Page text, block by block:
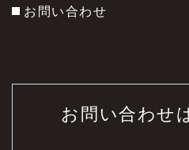
お問い合わせ
お問い合わせ